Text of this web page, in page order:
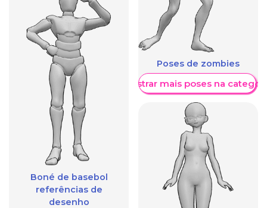
Boné de basebol
referências de
desenho
Poses de zombies
Mostrar mais poses na